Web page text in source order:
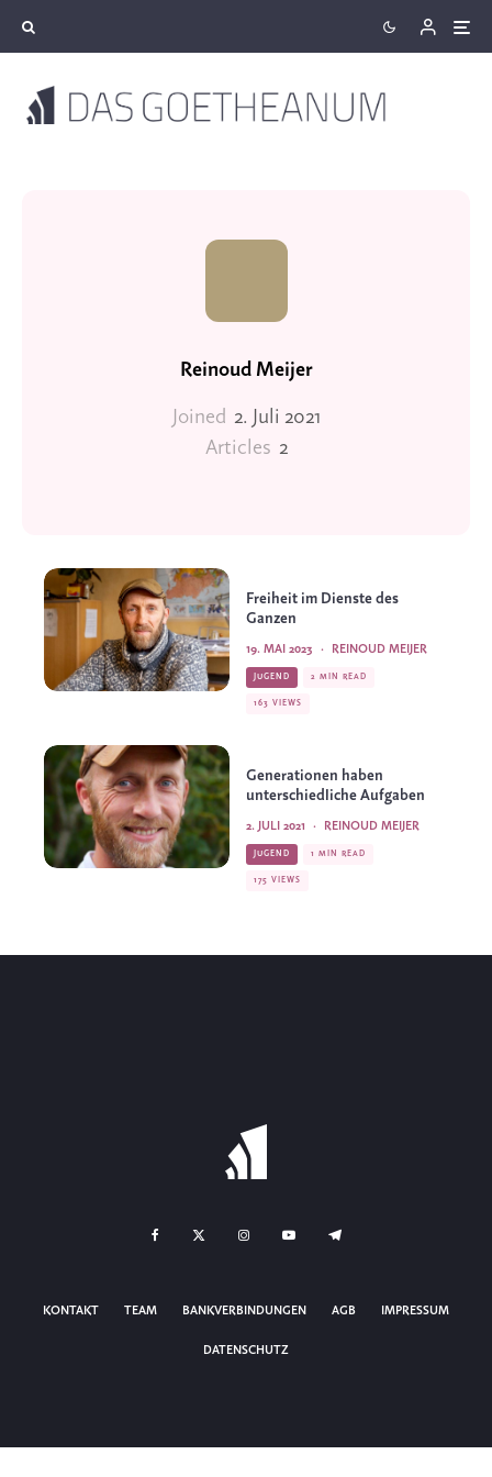
Reinoud Meijer
Joined 2. Juli 2021
Articles 2
Freiheit im Dienste des
Ganzen
REINOUD MEIJER
·
19. MAI 2023
JUGEND 2 MIN READ
163 VIEWS
Generationen haben
unterschiedliche Aufgaben
REINOUD MEIJER
·
2. JULI 2021
JUGEND 1 MIN READ
175 VIEWS
KONTAKT TEAM BANKVERBINDUNGEN AGB IMPRESSUM
DATENSCHUTZ